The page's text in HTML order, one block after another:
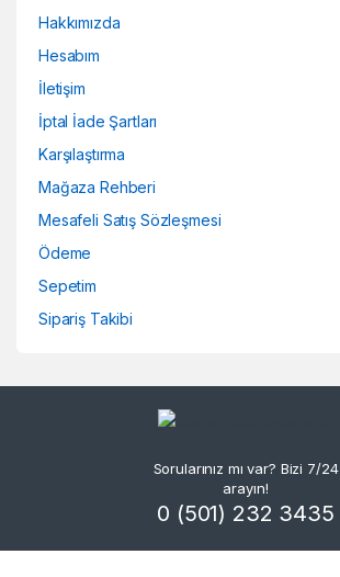
Hakkımızda
Hesabım
İletişim
İptal İade Şartları
Karşılaştırma
Mağaza Rehberi
Mesafeli Satış Sözleşmesi
Ödeme
Sepetim
Sipariş Takibi
Sorularınız mı var? Bizi 7/24
arayın!
0 (501) 232 3435